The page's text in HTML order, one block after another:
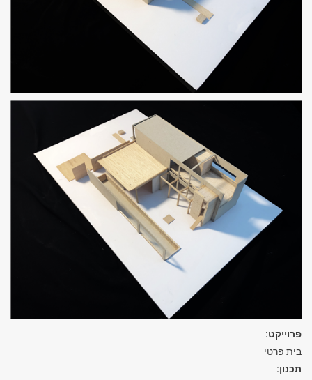
פרוייקט:
בית פרטי
תכנון: